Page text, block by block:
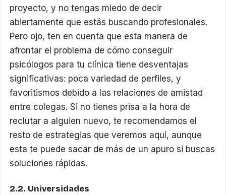
proyecto, y no tengas miedo de decir
abiertamente que estás buscando profesionales.
Pero ojo, ten en cuenta que esta manera de
afrontar el problema de cómo conseguir
psicólogos para tu clínica tiene desventajas
significativas: poca variedad de perfiles, y
favoritismos debido a las relaciones de amistad
entre colegas. Si no tienes prisa a la hora de
reclutar a alguien nuevo, te recomendamos el
resto de estrategias que veremos aquí, aunque
esta te puede sacar de más de un apuro si buscas
soluciones rápidas.
2.2. Universidades